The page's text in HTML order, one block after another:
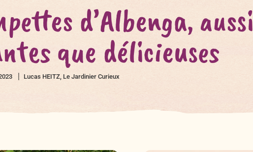
d’Albenga, aussi
que délicieuses
Lucas HEITZ, Le Jardinier Curieux